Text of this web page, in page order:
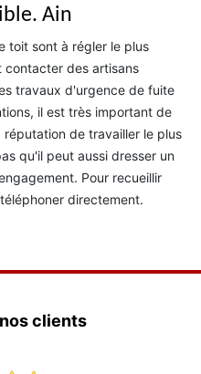
Ain
toit sont à régler le plus
contacter des artisans
travaux d'urgence de fuite
il est très important de
de travailler le plus
qu'il peut aussi dresser un
Pour recueillir
directement.
clients